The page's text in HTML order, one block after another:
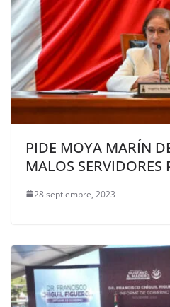
PIDE MOYA MARÍN
MALOS SERVIDORES
28 septiembre, 2023